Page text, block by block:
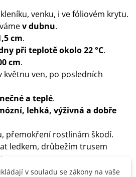
venku, i ve fóliovém krytu.
v dubnu.
cm.
při teplotě okolo 22 °C.
cm.
květnu ven, po posledních
a teplé.
lehká, výživná a dobře
přemokření rostlinám škodí.
ledkem, drůbežím trusem
v souladu se zákony na vaše